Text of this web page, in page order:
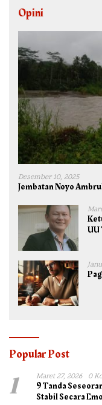
Opini
Desember 10, 2025
Jembatan Noyo
UU
Popular Post
1 Maret 27, 2026 0
9 Tanda
Stabil Secara